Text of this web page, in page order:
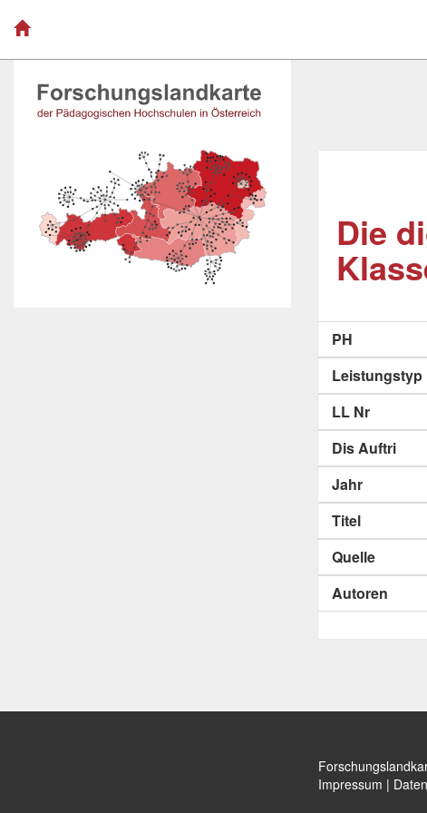
Die
PH
Leistungstyp
LL Nr
Dis Auftri
Jahr
Titel
Quelle
Autoren
Impressum |